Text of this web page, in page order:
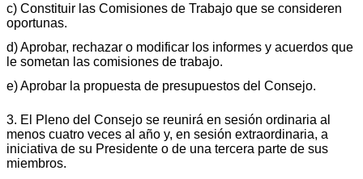
c) Constituir las Comisiones de Trabajo que se consideren
oportunas.
d) Aprobar, rechazar o modificar los informes y acuerdos que
le sometan las comisiones de trabajo.
e) Aprobar la propuesta de presupuestos del Consejo.
3. El Pleno del Consejo se reunirá en sesión ordinaria al
menos cuatro veces al año y, en sesión extraordinaria, a
iniciativa de su Presidente o de una tercera parte de sus
miembros.